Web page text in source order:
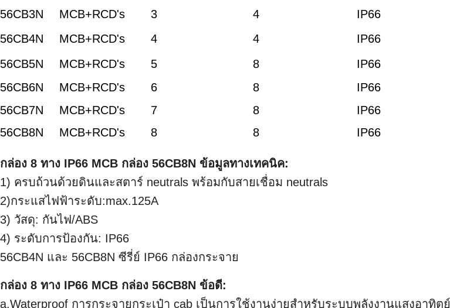
56CB3N
MCB+RCD's 3 4
IP66
56CB4N
MCB+RCD's 4 4
IP66
56CB5N
MCB+RCD's 5 8
IP66
56CB6N
MCB+RCD's 6 8
IP66
56CB7N
MCB+RCD's 7 8
IP66
56CB8N
MCB+RCD's 8 8 IP66
กล่อง 8 ทาง IP66 MCB กล่อง 56CB8N ข้อมูลทางเทคนิค:
1) ครบถ้วนด้วยดินและสตาร์ neutrals พร้อมกับสายเชื่อม neutrals
2)กระแสไฟฟ้าระดับ:max.125A
3) วัสดุ: กันไฟ/ABS
4) ระดับการป้องกัน: IP66
56CB4N และ 56CB8N ซีรี่ย์ IP66 กล่องกระจาย
กล่อง 8 ทาง IP66 MCB กล่อง 56CB8N ข้อดี:
a.Waterproof การกระจายกระเป๋า cab เป็นการใช้งานง่ายสําหรับระบบพลังงานแสงอาทิตย์